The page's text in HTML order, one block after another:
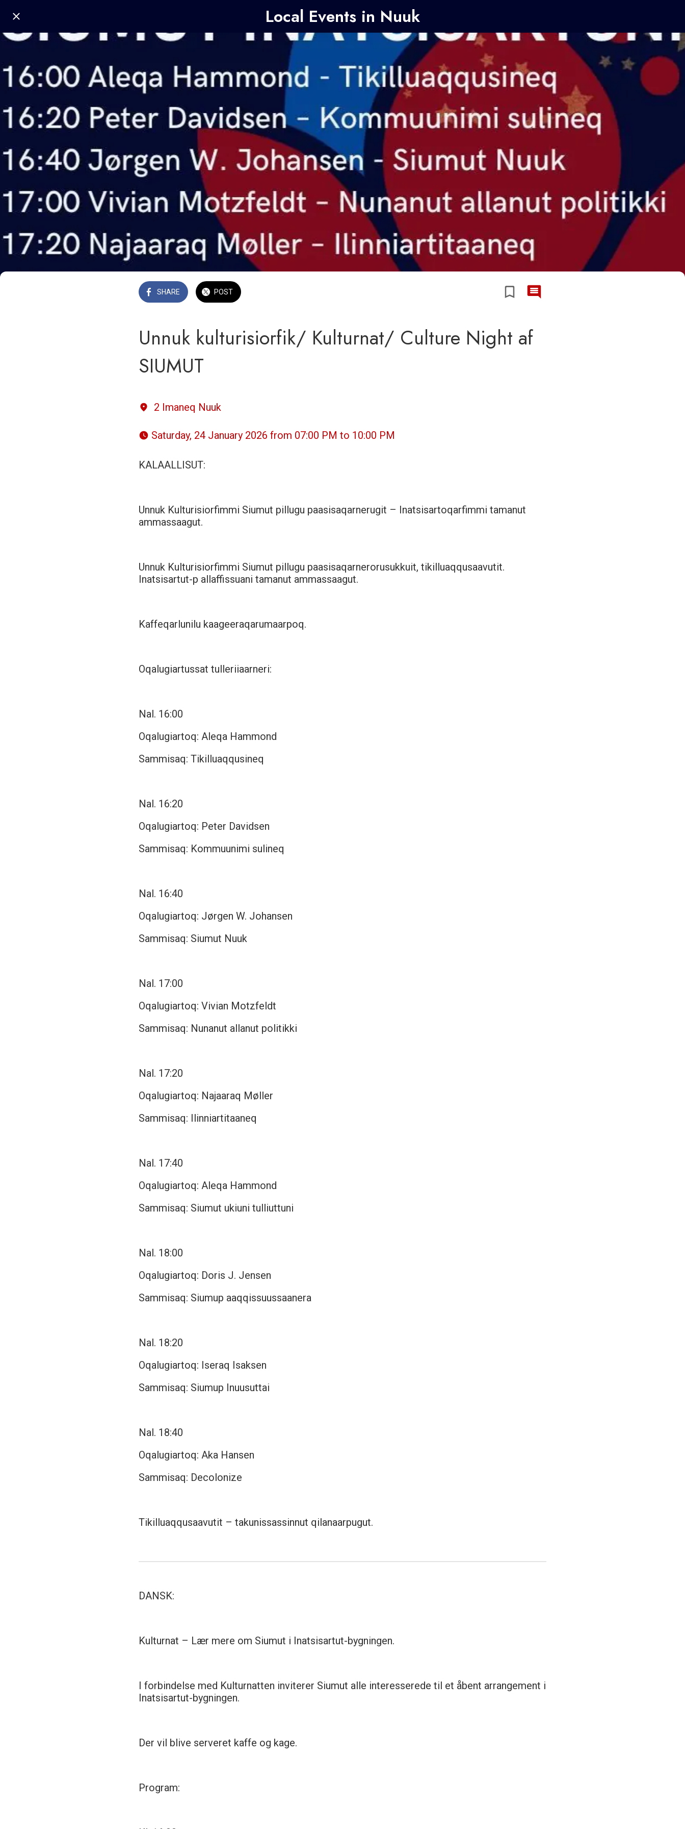
Local Events in Nuuk
SHARE POST
Unnuk kulturisiorfik/ Kulturnat/ Culture Night af
SIUMUT
2 Imaneq Nuuk
Saturday, 24 January 2026 from 07:00 PM to 10:00 PM
KALAALLISUT:
Unnuk Kulturisiorfimmi Siumut pillugu paasisaqarnerugit – Inatsisartoqarfimmi tamanut
ammassaagut.
Unnuk Kulturisiorfimmi Siumut pillugu paasisaqarnerorusukkuit, tikilluaqqusaavutit.
Inatsisartut-p allaffissuani tamanut ammassaagut.
Kaffeqarlunilu kaageeraqarumaarpoq.
Oqalugiartussat tulleriiaarneri:
Nal. 16:00
Oqalugiartoq: Aleqa Hammond
Sammisaq: Tikilluaqqusineq
Nal. 16:20
Oqalugiartoq: Peter Davidsen
Sammisaq: Kommuunimi sulineq
Nal. 16:40
Oqalugiartoq: Jørgen W. Johansen
Sammisaq: Siumut Nuuk
Nal. 17:00
Oqalugiartoq: Vivian Motzfeldt
Sammisaq: Nunanut allanut politikki
Nal. 17:20
Oqalugiartoq: Najaaraq Møller
Sammisaq: Ilinniartitaaneq
Nal. 17:40
Oqalugiartoq: Aleqa Hammond
Sammisaq: Siumut ukiuni tulliuttuni
Nal. 18:00
Oqalugiartoq: Doris J. Jensen
Sammisaq: Siumup aaqqissuussaanera
Nal. 18:20
Oqalugiartoq: Iseraq Isaksen
Sammisaq: Siumup Inuusuttai
Nal. 18:40
Oqalugiartoq: Aka Hansen
Sammisaq: Decolonize
Tikilluaqqusaavutit – takunissassinnut qilanaarpugut.
DANSK:
Kulturnat – Lær mere om Siumut i Inatsisartut-bygningen.
I forbindelse med Kulturnatten inviterer Siumut alle interesserede til et åbent arrangement i
Inatsisartut-bygningen.
Der vil blive serveret kaffe og kage.
Program: